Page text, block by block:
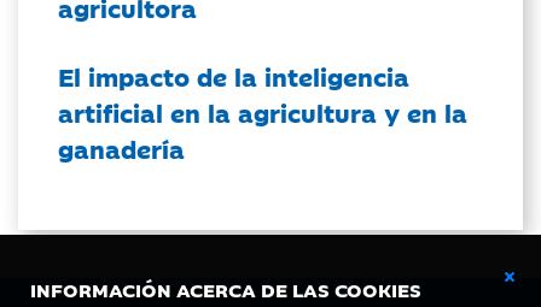
INFORMACIÓN ACERCA DE LAS COOKIES
agricultora
El impacto de la inteligencia
artificial en la agricultura y en la
ganadería